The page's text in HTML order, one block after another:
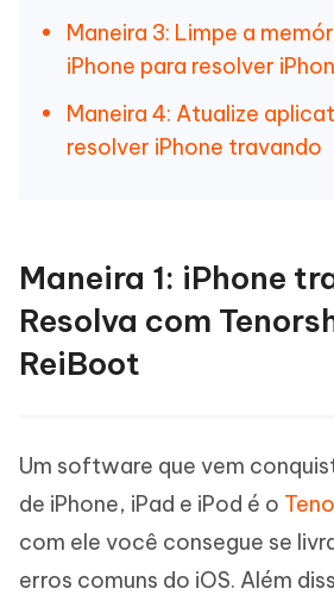
Maneira 3: Limpe a
iPhone para resolver
Maneira 4: Atualize
resolver iPhone travando
Maneira 1: iPhone
Resolva com
ReiBoot
Um software que vem
de iPhone, iPad e iPod é o
com ele você consegue se
erros comuns do iOS. Além